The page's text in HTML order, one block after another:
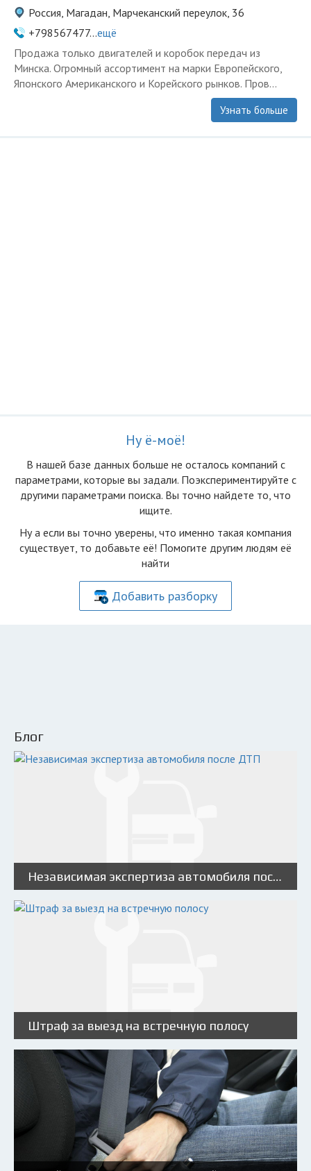
Россия, Магадан, Марчеканский переулок, 36
+798567477...ещё
Продажа только двигателей и коробок передач из
Минска. Огромный ассортимент на марки Европейского,
Японского Американского и Корейского рынков. Пров...
Узнать больше
Ну ё-моё!
В нашей базе данных больше не осталоcь компаний с
параметрами, которые вы задали. Поэкспериментируйте с
другими параметрами поиска. Вы точно найдете то, что
ищите.
Ну а если вы точно уверены, что именно такая компания
существует, то добавьте её! Помогите другим людям её
найти
Добавить разборку
Блог
Независимая экспертиза автомобиля после ДТП
Штраф за выезд на встречную полосу